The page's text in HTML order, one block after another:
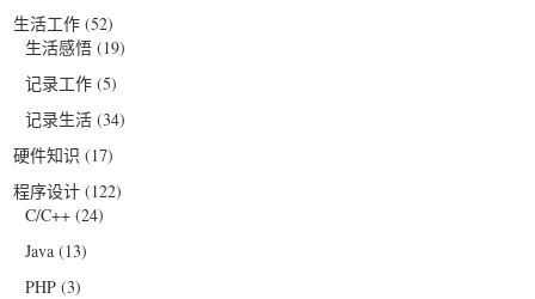
生活工作 (52)
生活感悟 (19)
记录工作 (5)
记录生活 (34)
硬件知识 (17)
程序设计 (122)
C/C++ (24)
Java (13)
PHP (3)